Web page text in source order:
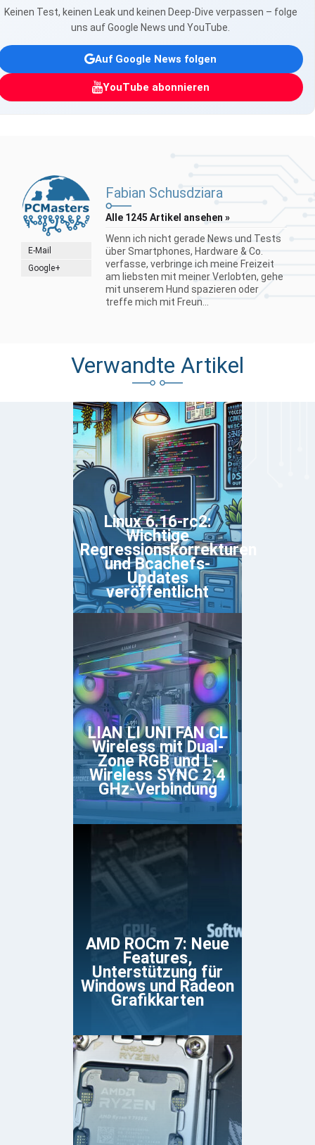
Keinen Test, keinen Leak und keinen Deep-Dive verpassen – folge
uns auf Google News und YouTube.
Auf Google News folgen
YouTube abonnieren
E-Mail
Google+
Fabian Schusdziara
Alle 1245 Artikel ansehen »
Wenn ich nicht gerade News und Tests
über Smartphones, Hardware & Co.
verfasse, verbringe ich meine Freizeit
am liebsten mit meiner Verlobten, gehe
mit unserem Hund spazieren oder
treffe mich mit Freun...
Verwandte Artikel
Linux 6.16-rc2:
Wichtige
Regressionskorrekturen
und Bcachefs-
Updates
veröffentlicht
LIAN LI UNI FAN CL
Wireless mit Dual-
Zone RGB und L-
Wireless SYNC 2,4
GHz-Verbindung
AMD ROCm 7: Neue
Features,
Unterstützung für
Windows und Radeon
Grafikkarten